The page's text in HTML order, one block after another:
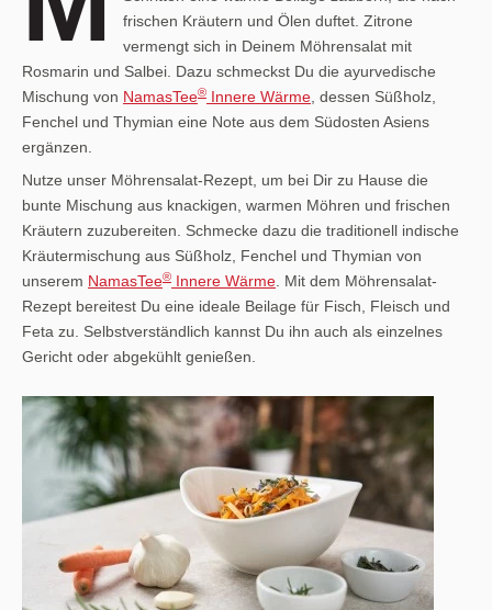
frischen Kräutern und Ölen duftet. Zitrone
vermengt sich in Deinem Möhrensalat mit
Rosmarin und Salbei. Dazu schmeckst Du die ayurvedische
Mischung von NamasTee® Innere Wärme, dessen Süßholz,
Fenchel und Thymian eine Note aus dem Südosten Asiens
ergänzen.
Nutze unser Möhrensalat-Rezept, um bei Dir zu Hause die
bunte Mischung aus knackigen, warmen Möhren und frischen
Kräutern zuzubereiten. Schmecke dazu die traditionell indische
Kräutermischung aus Süßholz, Fenchel und Thymian von
unserem NamasTee® Innere Wärme. Mit dem Möhrensalat-
Rezept bereitest Du eine ideale Beilage für Fisch, Fleisch und
Feta zu. Selbstverständlich kannst Du ihn auch als einzelnes
Gericht oder abgekühlt genießen.